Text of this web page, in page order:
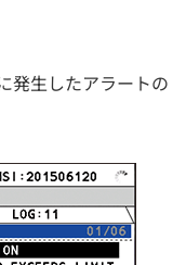
発生したアラートの